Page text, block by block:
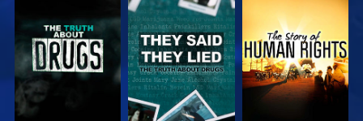
REGARDER REGARDER